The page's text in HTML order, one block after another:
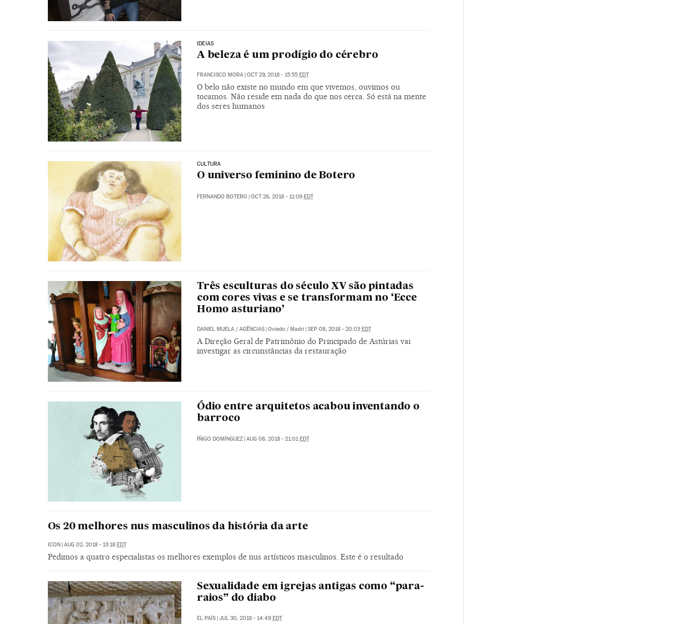
IDEIAS
A beleza é um prodígio do cérebro
FRANCISCO MORA OCT 29, 2018 - 15:55 EDT
O belo não existe no mundo em que vivemos, ouvimos ou
tocamos. Não reside em nada do que nos cerca. Só está na mente
dos seres humanos
CULTURA
O universo feminino de Botero
FERNANDO BOTERO | OCT 26, 2018 - 11:09 EDT
Três esculturas do século XV são pintadas
com cores vivas e se transformam no ‘Ecce
Homo asturiano’
DANIEL MUELA/ AGÊNCIAS | Oviedo / Madri | SEP 08, 2018 - 20:03 EDT
A Direção Geral de Patrimônio do Principado de Astúrias vai
investigar as circunstâncias da restauração
Ódio entre arquitetos acabou inventando o
barroco
ÍÑIGO DOMÍNGUEZ AUG 08, 2018 - 21:01 EDT
Os 20 melhores nus masculinos da história da arte
ICON AUG 02, 2018 - 13:18 EDT
Pedimos a quatro especialistas os melhores exemplos de nus artísticos masculinos. Este é o resultado
Sexualidade em igrejas antigas como “para-
raios” do diabo
EL PAÍS | JUL 30, 2018 - 14:49 EDT